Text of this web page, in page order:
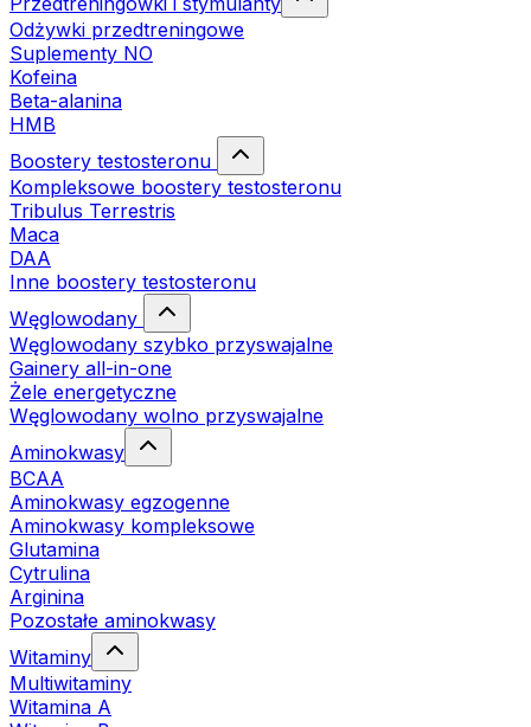
Odżywki przedtreningowe
Suplementy NO
Kofeina
Beta-alanina
HMB
Boostery testosteronu
Kompleksowe boostery testosteronu
Tribulus Terrestris
Maca
DAA
Inne boostery testosteronu
Węglowodany
Węglowodany szybko przyswajalne
Gainery all-in-one
Żele energetyczne
Węglowodany wolno przyswajalne
Aminokwasy
BCAA
Aminokwasy egzogenne
Aminokwasy kompleksowe
Glutamina
Cytrulina
Arginina
Pozostałe aminokwasy
Witaminy
Multiwitaminy
Witamina A